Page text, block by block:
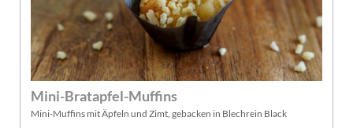
Mini-Bratapfel-Muffins
Mini-Muffins mit Äpfeln und Zimt, gebacken in Blechrein Black